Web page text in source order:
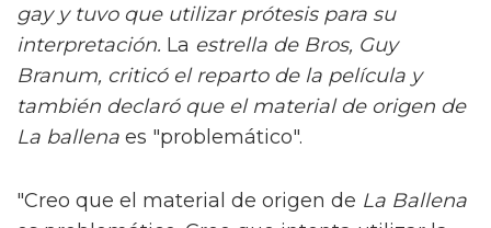
gay y tuvo que utilizar prótesis para su
interpretación. La estrella de Bros, Guy
Branum, criticó el reparto de la película y
también declaró que el material de origen de
La ballena es "problemático".
"Creo que el material de origen de La Ballena